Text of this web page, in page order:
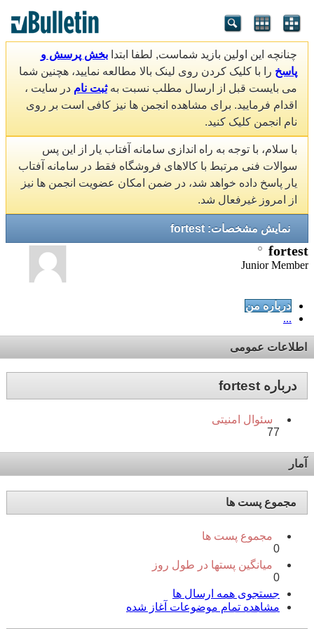
چنانچه این اولین بازید شماست, لطفا ابتدا بخش پرسش و
پاسخ را با کلیک کردن روی لینک بالا مطالعه نمایید، هچنین شما
می بایست قبل از ارسال مطلب نسبت بهثبت نام در سایت ،
اقدام فرمایید. برای مشاهده انجمن ها نیز کافی است بر روی
نام انجمن کلیک کنید.
با سلام، با توجه به راه اندازی سامانه آفتاب یار از این پس
سوالات فنی مرتبط با کالاهای فروشگاه فقط در سامانه آفتاب
یار پاسخ داده خواهد شد، در ضمن امکان عضویت انجمن ها نیز
از امروز غیرفعال شد.
نمایش مشخصات: fortest
fortest
Junior Member
درباره من
...
اطلاعات عمومی
درباره fortest
سئوال امنیتی
77
آمار
مجموع پست ها
مجموع پست ها
0
میانگین پستها در طول روز
0
جستجوی همه ارسال ها
مشاهده تمام موضوعات آغاز شده